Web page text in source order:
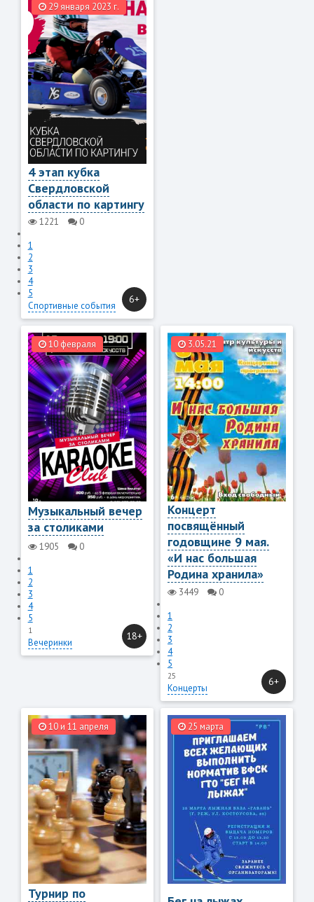
4 этап кубка
Свердловской
области по картингу
1221
0
1
2
3
4
5
Спортивные события
29 января 2023 г.
6+
Музыкальный вечер
за столиками
1905
0
1
2
3
4
5
1
Вечеринки
10 февраля
18+
Концерт
посвящённый
годовщине 9 мая.
«И нас большая
Родина хранила»
3449
0
1
2
3
4
5
25
Концерты
3.05.21
6+
Турнир по
10 и 11 апреля 25 марта